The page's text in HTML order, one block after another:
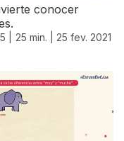
conocer
| 25 min. | 25 fev. 2021